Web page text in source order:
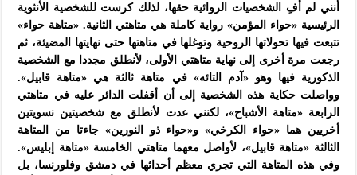
أنني لم أفِ الشخصيات الروائية حقها، لذلك كرست للشخصية الأنثوية
الرئيسية «حواء المؤمن» رواية كاملة هي متاهتي الثانية. «متاهة حواء»
تتبعت فيها تحولاتها الروحية وتوغلها في متاهتها حتى نهايتها المضيئة، ثم
رجعت مرة أخرى إلى نهاية متاهتي الأولى، لأنطلق مجددا مع الشخصية
الذكورية فيها وهو «آدم التائه» في متاهة ثالثة هي «متاهة قابيل».
وواصلت حكاية هذه الشخصية إلى أن أقفلت الدائر عليه في متاهتي
الرابعة «متاهة الأشباح»، لكنني عدت لأنطلق مع شخصيتين نسويتين
أخريين هما «حواء الكرخي» و«حواء ذو النورين» جاءتا من المتاهة
الثالثة «متاهة قابيل»، لأواصل معهما متاهتي الخامسة «متاهة إبليس».
وفي هذه المتاهة التي تجري معظم أحداثها في دمشق وفلورنسا، بل